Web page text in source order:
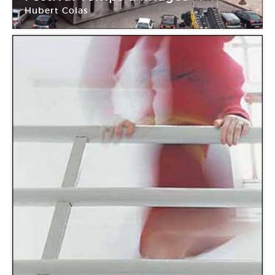
Hubert Colas
La Ferme du Buisson